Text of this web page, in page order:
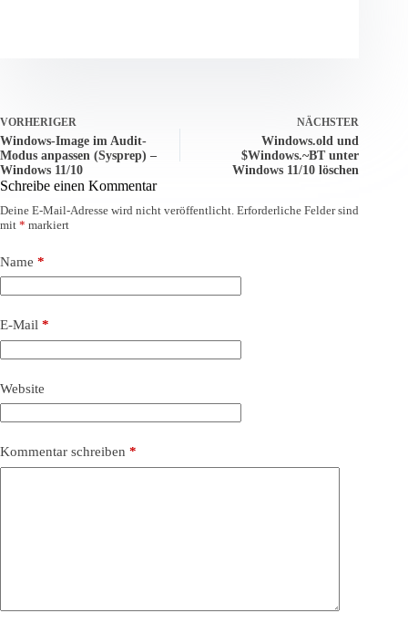
VORHERIGER
Windows-Image im Audit-
Modus anpassen (Sysprep) –
Windows 11/10
NÄCHSTER
Windows.old und
$Windows.~BT unter
Windows 11/10 löschen
Schreibe einen Kommentar
Deine E-Mail-Adresse wird nicht veröffentlicht. Erforderliche Felder sind
mit * markiert
Name *
E-Mail *
Website
Kommentar schreiben *